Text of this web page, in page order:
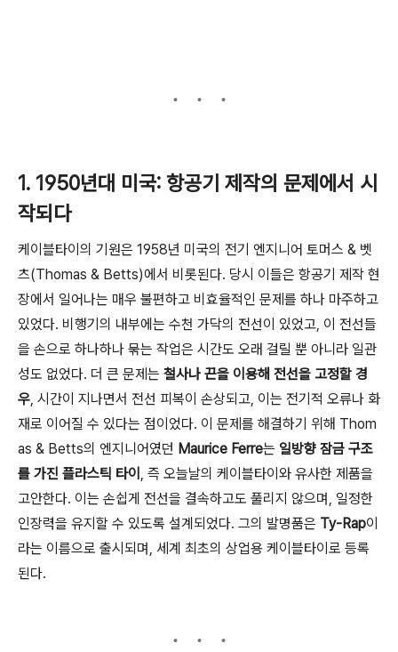
1. 1950년대 미국: 항공기 제작의 문제에서 시
작되다
케이블타이의 기원은 1958년 미국의 전기 엔지니어 토머스 & 벳
츠(Thomas & Betts)에서 비롯된다. 당시 이들은 항공기 제작 현
장에서 일어나는 매우 불편하고 비효율적인 문제를 하나 마주하고
있었다. 비행기의 내부에는 수천 가닥의 전선이 있었고, 이 전선들
을 손으로 하나하나 묶는 작업은 시간도 오래 걸릴 뿐 아니라 일관
성도 없었다. 더 큰 문제는 철사나 끈을 이용해 전선을 고정할 경
우, 시간이 지나면서 전선 피복이 손상되고, 이는 전기적 오류나 화
재로 이어질 수 있다는 점이었다. 이 문제를 해결하기 위해 Thom
as & Betts의 엔지니어였던 Maurice Ferre는 일방향 잠금 구조
를 가진 플라스틱 타이 , 즉 오늘날의 케이블타이와 유사한 제품을
고안한다. 이는 손쉽게 전선을 결속하고도 풀리지 않으며, 일정한
인장력을 유지할 수 있도록 설계되었다. 그의 발명품은 Ty-Rap이
라는 이름으로 출시되며, 세계 최초의 상업용 케이블타이로 등록
된다.